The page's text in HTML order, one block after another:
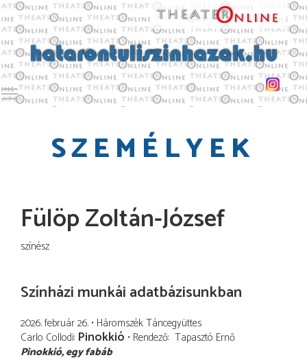
Toggle main menu visibility
SZEMÉLYEK
Fülöp Zoltán-József
színész
Színházi munkái adatbázisunkban
2026. február 26. Háromszék Táncegyüttes
Carlo Collodi Pinokkió Rendező Tapasztó Ernő
Pinokkió egy fabáb